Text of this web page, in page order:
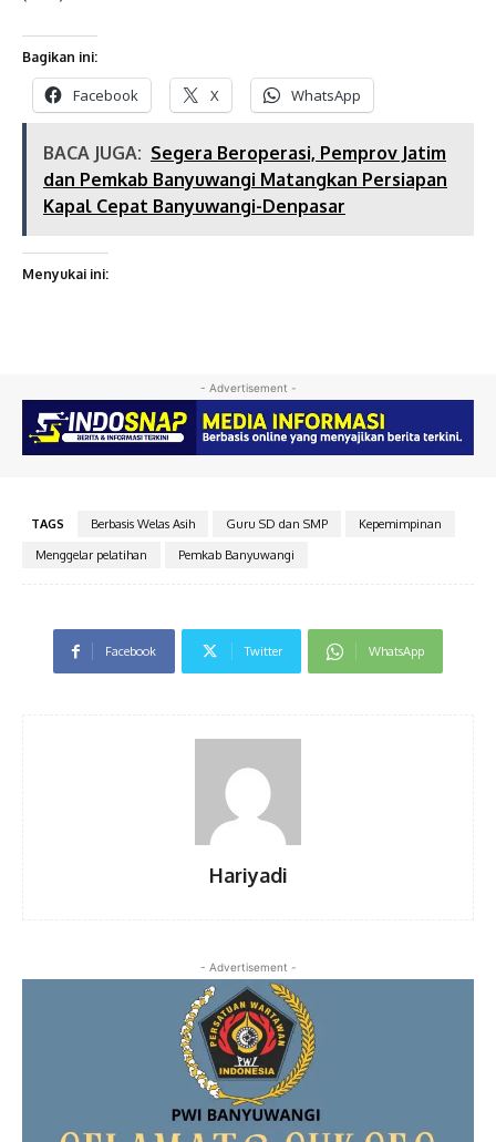
Bagikan ini:
Facebook X WhatsApp
BACA JUGA: Segera Beroperasi, Pemprov Jatim
dan Pemkab Banyuwangi Matangkan Persiapan
Kapal Cepat Banyuwangi-Denpasar
Menyukai ini:
- Advertisement -
TAGS Berbasis Welas Asih Guru SD dan SMP
Kepemimpinan
Menggelar pelatihan
Pemkab Banyuwangi
Facebook Twitter WhatsApp
Hariyadi
- Advertisement -